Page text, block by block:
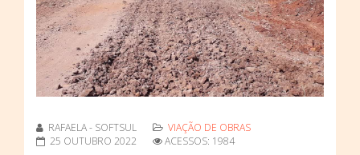
RAFAELA - SOFTSUL
VIAÇÃO DE OBRAS
25 OUTUBRO 2022
ACESSOS: 1984